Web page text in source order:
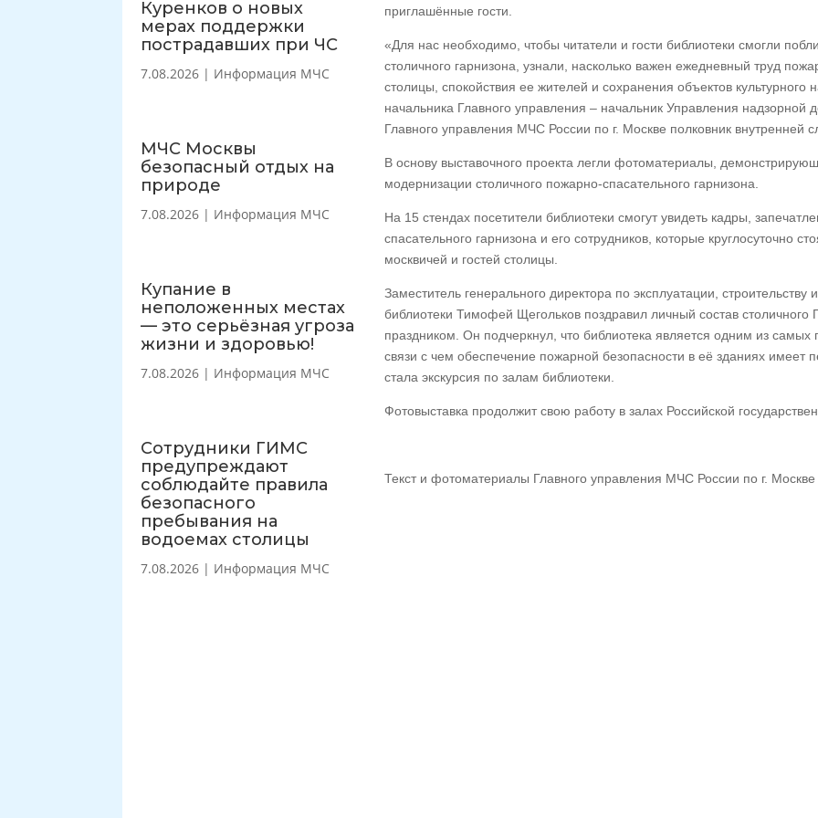
Куренков о новых
мерах поддержки
пострадавших при ЧС
7.08.2026 | Информация МЧС
МЧС Москвы
безопасный отдых на
природе
7.08.2026 | Информация МЧС
Купание в
неположенных местах
— это серьёзная угроза
жизни и здоровью!
7.08.2026 | Информация МЧС
Сотрудники ГИМС
предупреждают
соблюдайте правила
безопасного
пребывания на
водоемах столицы
7.08.2026 | Информация МЧС
приглашённые гости.
«Для нас необходимо, чтобы читатели и гости библиотеки смогли
столичного гарнизона, узнали, насколько важен ежедневный труд
столицы, спокойствия ее жителей и сохранения объектов культурного
начальника Главного управления – начальник Управления надзорной
Главного управления МЧС России по г. Москве полковник внутренней
В основу выставочного проекта легли фотоматериалы,
модернизации столичного пожарно-спасательного гарнизона.
На 15 стендах посетители библиотеки смогут увидеть кадры,
спасательного гарнизона и его сотрудников, которые круглосуточно
москвичей и гостей столицы.
Заместитель генерального директора по эксплуатации, строительству
библиотеки Тимофей Щегольков поздравил личный состав
праздником. Он подчеркнул, что библиотека является одним из
связи с чем обеспечение пожарной безопасности в её зданиях имеет
стала экскурсия по залам библиотеки.
Фотовыставка продолжит свою работу в залах Российской
Текст и фотоматериалы Главного управления МЧС России по г. Москве